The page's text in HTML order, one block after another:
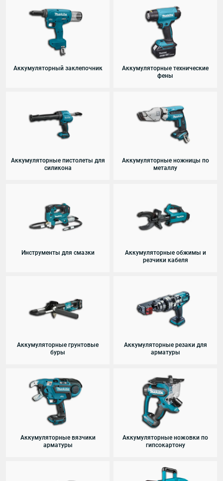
Аккумуляторный заклепочник
Аккумуляторные технические
фены
Аккумуляторные пистолеты для
силикона
Аккумуляторные ножницы по
металлу
Инструменты для смазки
Аккумуляторные обжимы и
резчики кабеля
Аккумуляторные грунтовые
буры
Аккумуляторные резаки для
арматуры
Аккумуляторные вязчики
арматуры
Аккумуляторные ножовки по
гипсокартону